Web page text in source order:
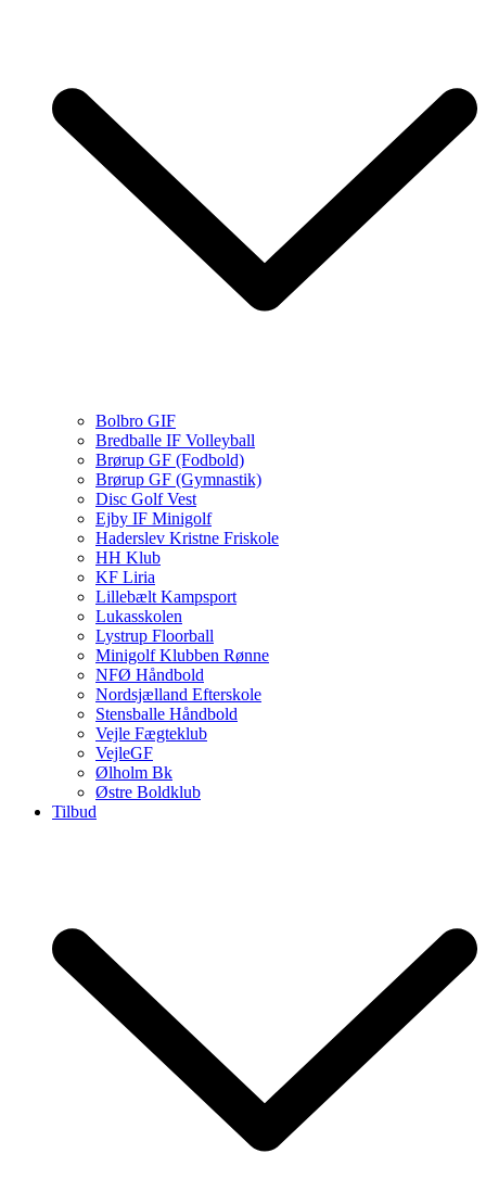
Bolbro GIF
Bredballe IF Volleyball
Brørup GF (Fodbold)
Brørup GF (Gymnastik)
Disc Golf Vest
Ejby IF Minigolf
Haderslev Kristne Friskole
HH Klub
KF Liria
Lillebælt Kampsport
Lukasskolen
Lystrup Floorball
Minigolf Klubben Rønne
NFØ Håndbold
Nordsjælland Efterskole
Stensballe Håndbold
Vejle Fægteklub
VejleGF
Ølholm Bk
Østre Boldklub
Tilbud